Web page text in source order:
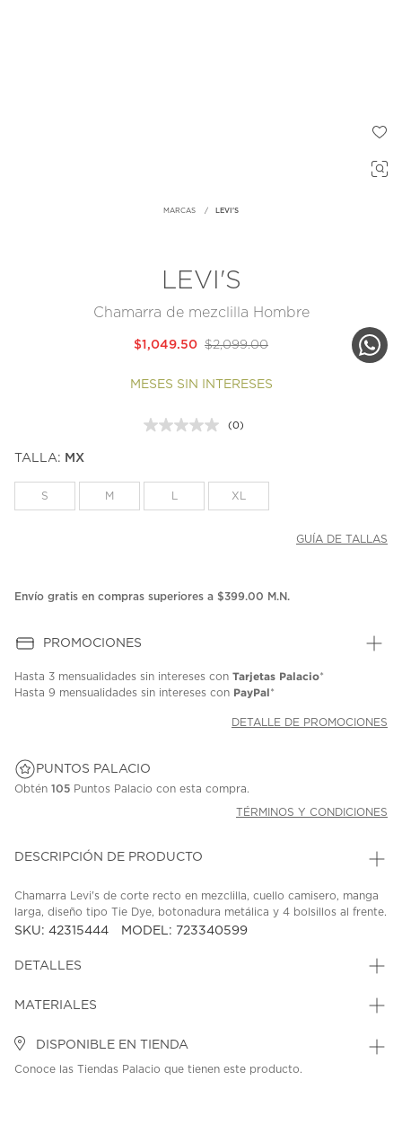
MARCAS LEVI'S
LEVI'S
Chamarra de mezclilla Hombre
$2,099.00
$1,049.50
MESES SIN INTERESES
Sin
la
misma
(0)
TALLA: MX
S M XL
GUÍA DE TALLAS
Envío gratis en compras superiores a $399.00 M.N.
PROMOCIONES
Hasta 3 mensualidades sin intereses con Tarjetas Palacio*
Hasta 9 mensualidades sin intereses con PayPal*
DETALLE DE PROMOCIONES
PUNTOS PALACIO
Obtén 105 Puntos Palacio con esta compra.
TÉRMINOS Y CONDICIONES
DESCRIPCIÓN DE PRODUCTO
Chamarra Levi's de corte recto en mezclilla, cuello camisero, manga
larga, diseño tipo Tie Dye, botonadura metálica y 4 bolsillos al frente.
SKU: 42315444 MODEL: 723340599
DETALLES
MATERIALES
DISPONIBLE EN TIENDA
Conoce las Tiendas Palacio que tienen este producto.